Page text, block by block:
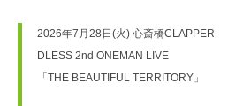
2026年7月28日(火) 心斎橋CLAPPER
DLESS 2nd ONEMAN LIVE
「THE BEAUTIFUL TERRITORY」